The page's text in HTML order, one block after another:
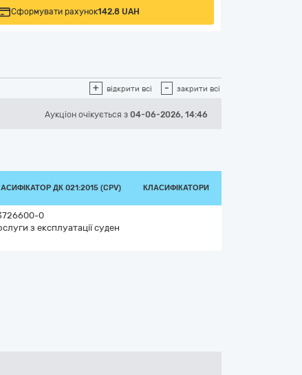
Сформувати рахунок142.8 UAH
+ відкрити всі - закрити всі
Аукціон очікується з 04-06-2026, 14:46
ДК 021:2015 (CPV) КЛАСИФІКАТОРИ
0
з експлуатації суден